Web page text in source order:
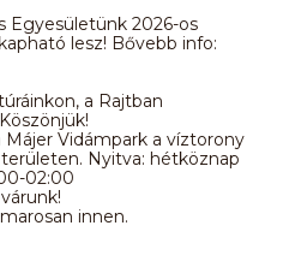
Egyesületünk 2026-os
lesz! Bővebb info:
a Rajtban
Vidámpark a víztorony
Nyitva: hétköznap
02:00
innen.